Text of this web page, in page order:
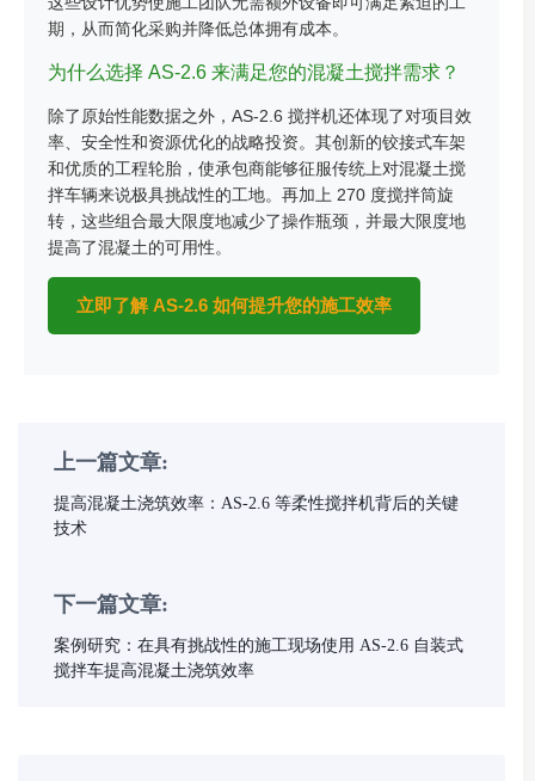
期，从而简化采购并降低总体拥有成本。
为什么选择 AS-2.6 来满足您的混凝土搅拌需求？
除了原始性能数据之外，AS-2.6 搅拌机还体现了对项目效
率、安全性和资源优化的战略投资。其创新的铰接式车架
和优质的工程轮胎，使承包商能够征服传统上对混凝土搅
拌车辆来说极具挑战性的工地。再加上 270 度搅拌筒旋
转，这些组合最大限度地减少了操作瓶颈，并最大限度地
提高了混凝土的可用性。
立即了解 AS-2.6 如何提升您的施工效率
上一篇文章:
提高混凝土浇筑效率：AS-2.6 等柔性搅拌机背后的关键
技术
下一篇文章:
案例研究：在具有挑战性的施工现场使用 AS-2.6 自装式
搅拌车提高混凝土浇筑效率